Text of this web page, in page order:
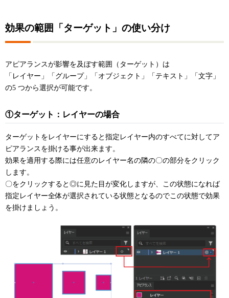
効果の範囲「ターゲット」の使い分け
アピアランスが影響を及ぼす範囲（ターゲット）は
「レイヤー」「グループ」「オブジェクト」「テキスト」「文字」
の5 つから選択が可能です。
①ターゲット：レイヤーの場合
ターゲットをレイヤーにすると指定レイヤー内のすべてに対してア
ピアランスを掛ける事が出来ます。
効果を適用する際には任意のレイヤー名の隣の〇の部分をクリック
します。
〇をクリックすると◎に見た目が変化しますが、この状態になれば
指定レイヤー全体が選択されている状態となるのでこの状態で効果
を掛けましょう。